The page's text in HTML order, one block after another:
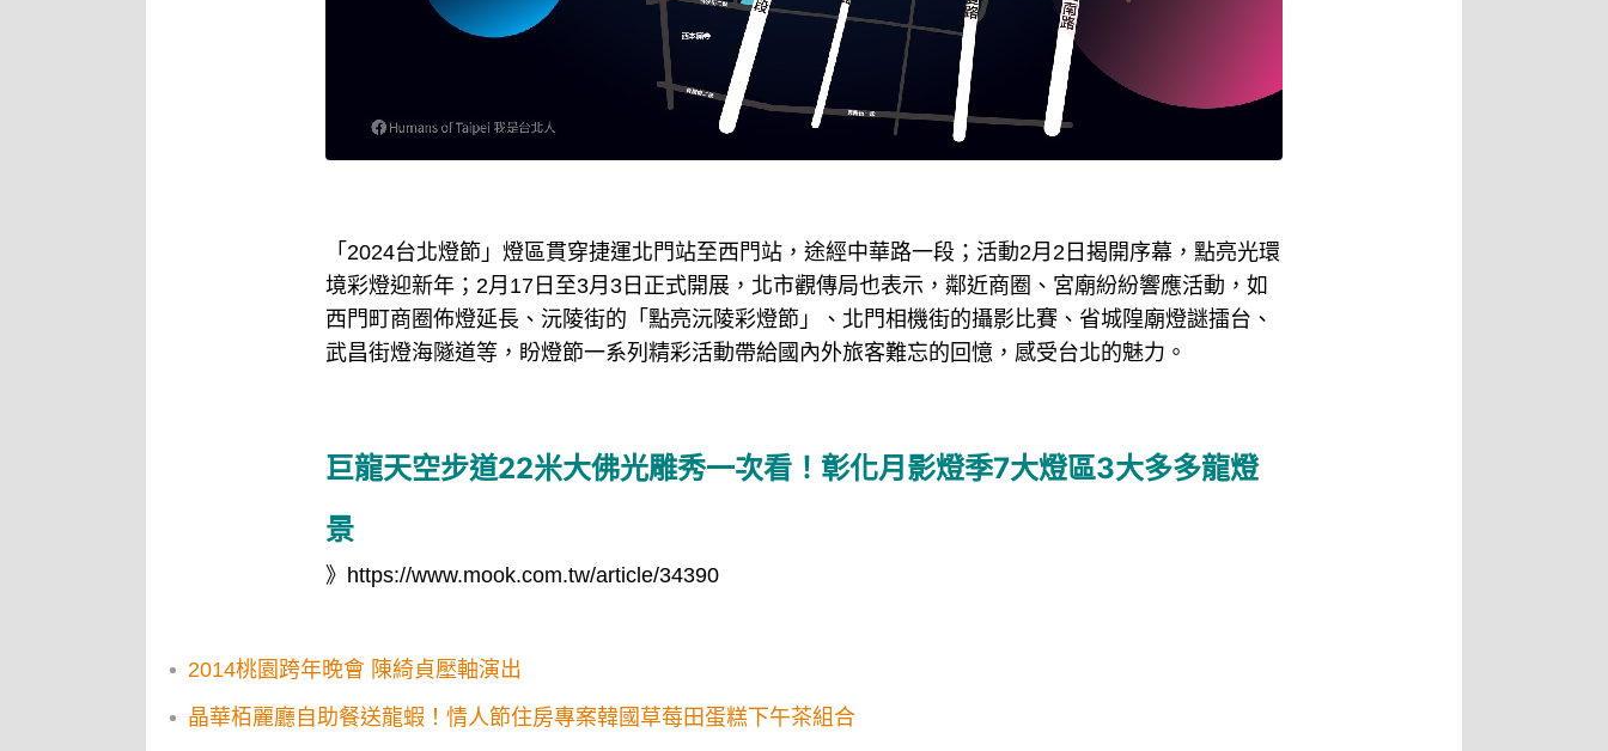
「2024台北燈節」燈區貫穿捷運北門站至西門站，途經中華路一段；活動2月2日揭開序幕，點亮光環
境彩燈迎新年；2月17日至3月3日正式開展，北市觀傳局也表示，鄰近商圈、宮廟紛紛響應活動，如
西門町商圈佈燈延長、沅陵街的「點亮沅陵彩燈節」、北門相機街的攝影比賽、省城隍廟燈謎擂台、
武昌街燈海隧道等，盼燈節一系列精彩活動帶給國內外旅客難忘的回憶，感受台北的魅力。
巨龍天空步道22米大佛光雕秀一次看！彰化月影燈季7大燈區3大多多龍燈
景
》 https://www.mook.com.tw/article/34390
2014桃園跨年晚會 陳綺貞壓軸演出
晶華栢麗廳自助餐送龍蝦！情人節住房專案韓國草莓田蛋糕下午茶組合